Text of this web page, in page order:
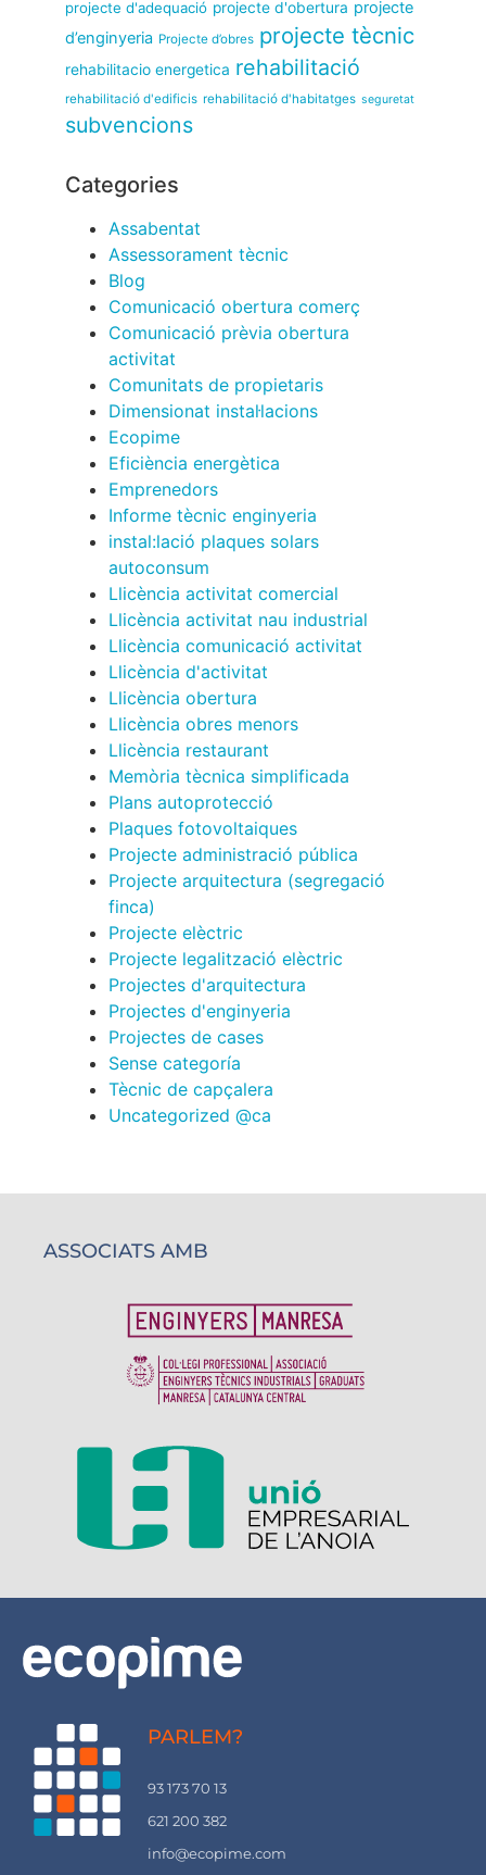
projecte d'adequació projecte d'obertura projecte
d’enginyeria Projecte d’obres projecte tècnic
rehabilitacio energetica rehabilitació
rehabilitació d'edificis rehabilitació d'habitatges seguretat
subvencions
Categories
Assabentat
Assessorament tècnic
Blog
Comunicació obertura comerç
Comunicació prèvia obertura
activitat
Comunitats de propietaris
Dimensionat instal·lacions
Ecopime
Eficiència energètica
Emprenedors
Informe tècnic enginyeria
instal:lació plaques solars
autoconsum
Llicència activitat comercial
Llicència activitat nau industrial
Llicència comunicació activitat
Llicència d'activitat
Llicència obertura
Llicència obres menors
Llicència restaurant
Memòria tècnica simplificada
Plans autoprotecció
Plaques fotovoltaiques
Projecte administració pública
Projecte arquitectura (segregació
finca)
Projecte elèctric
Projecte legalització elèctric
Projectes d'arquitectura
Projectes d'enginyeria
Projectes de cases
Sense categoría
Tècnic de capçalera
Uncategorized @ca
ASSOCIATS AMB
PARLEM?
93 173 70 13
621 200 382
info@ecopime.com